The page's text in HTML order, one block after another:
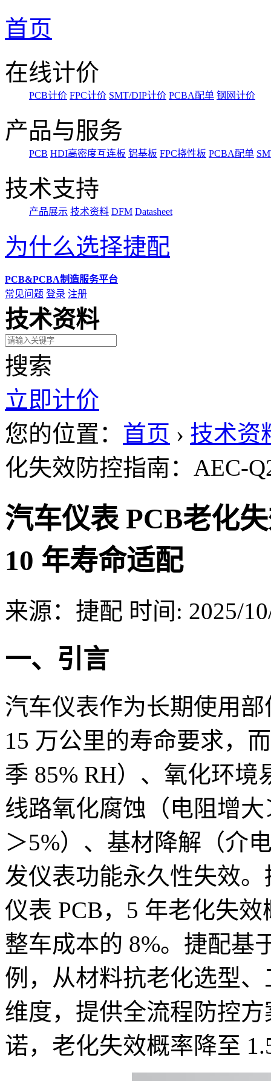
首页
在线计价
PCB计价 FPC计价 SMT/DIP计价 PCBA配单 钢网计价
产品与服务
PCB HDI高密度互连板 铝基板 FPC挠性板 PCBA配单
技术支持
产品展示 技术资料 DFM Datasheet
为什么选择捷配
PCB&PCBA制造服务平台
常见问题 登录 注册
技术资料
搜索
立即计价
您的位置： 首页 › 技术资
化失效防控指南：AEC-
汽车仪表 PCB老化
10 年寿命适配
来源：捷配 时间: 2025/
一、引言
汽车仪表作为长期使用
15 万公里的寿命要求，
季 85% RH）、氧化环境
线路氧化腐蚀（电阻增
＞5%）、基材降解（介
发仪表功能永久性失效
仪表 PCB，5 年老化失
整车成本的 8%。捷配基
例，从材料抗老化选型
维度，提供全流程防控
诺，老化失效概率降至